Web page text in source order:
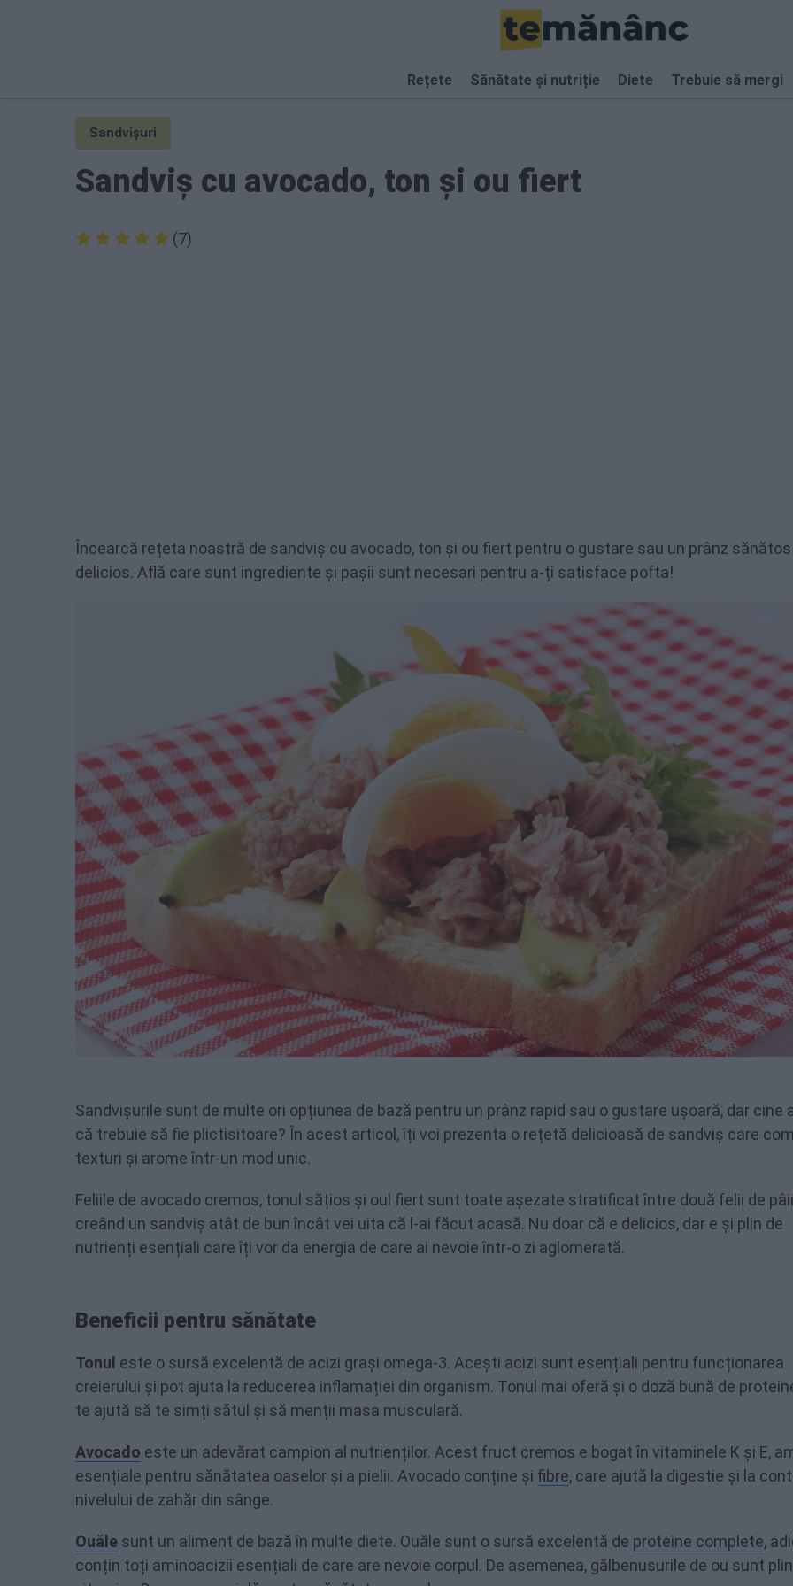
Rețete Sănătate și nutriție Diete Trebuie să mergi
Sandvișuri
Sandviș cu avocado, ton și ou fiert
(7)
Încearcă rețeta noastră de sandviș cu avocado, ton și ou fiert pentru o gustare sau un prânz
delicios. Află care sunt ingrediente și pașii sunt necesari pentru a-ți satisface pofta!
Sandvișurile sunt de multe ori opțiunea de bază pentru un prânz rapid sau o gustare ușoară, dar cine
că trebuie să fie plictisitoare? În acest articol, îți voi prezenta o rețetă delicioasă de sandviș care
texturi și arome într-un mod unic.
Feliile de avocado cremos, tonul sățios și oul fiert sunt toate așezate stratificat între două felii de
creând un sandviș atât de bun încât vei uita că l-ai făcut acasă. Nu doar că e delicios, dar e și plin de
nutrienți esențiali care îți vor da energia de care ai nevoie într-o zi aglomerată.
Beneficii pentru sănătate
Tonul este o sursă excelentă de acizi grași omega-3. Acești acizi sunt esențiali pentru funcționarea
creierului și pot ajuta la reducerea inflamației din organism. Tonul mai oferă și o doză bună de
te ajută să te simți sătul și să menții masa musculară.
Avocado este un adevărat campion al nutrienților. Acest fruct cremos e bogat în vitaminele K și E,
esențiale pentru sănătatea oaselor și a pielii. Avocado conține și fibre, care ajută la digestie și la
nivelului de zahăr din sânge.
Ouăle sunt un aliment de bază în multe diete. Ouăle sunt o sursă excelentă de proteine complete,
conțin toți aminoacizii esențiali de care are nevoie corpul. De asemenea, gălbenusurile de ou sunt